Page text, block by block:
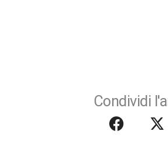
Condividi